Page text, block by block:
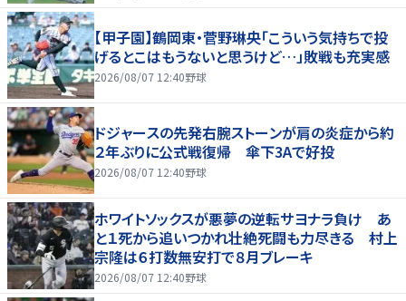
【甲子園】鶴岡東・菅野琳央「こういう気持ちで投
げるとこはもうないと思うけど…」敗戦も充実感
2026/08/07 12:40野球
ドジャースの先発右腕ストーンが肩の炎症から約
２年ぶりに公式戦復帰 傘下3Aで好投
2026/08/07 12:40野球
ホワイトソックスが悪夢の逆転サヨナラ負け あ
と１死から追いつかれ壮絶死闘も力尽きる 村上
宗隆は６打数無安打で８月ブレーキ
2026/08/07 12:40野球